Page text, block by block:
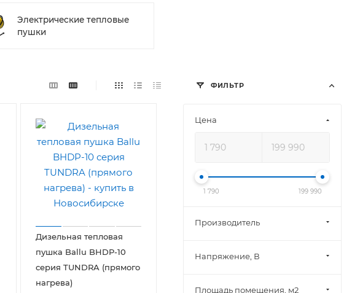
Электрические тепловые
пушки
Дизельная тепловая
пушка Ballu BHDP-10
серия TUNDRA (прямого
нагрева)
ФИЛЬТР
Цена
1 790 199 990
Производитель
Напряжение, В
Площадь помещения, м2